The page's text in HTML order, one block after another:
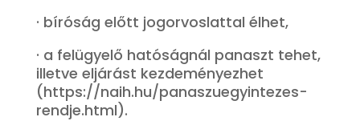
· bíróság előtt jogorvoslattal élhet,
· a felügyelő hatóságnál panaszt tehet,
illetve eljárást kezdeményezhet
(https://naih.hu/panaszuegyintezes-
rendje.html).